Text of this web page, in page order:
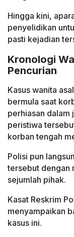
Hingga kini,
penyelidikan
pasti kejadian
Kronologi
Pencurian
Kasus wanita
bermula saat
perhiasan dalam
peristiwa
korban tengah
Polisi pun
tersebut dengan
sejumlah pihak.
Kasat Reskrim
menyampaikan
kasus ini.